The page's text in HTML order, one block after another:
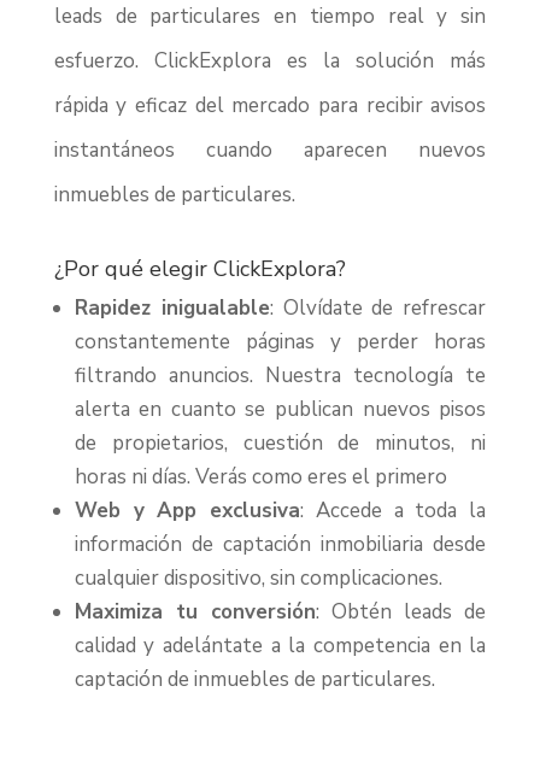
leads de particulares en tiempo real y sin
esfuerzo. ClickExplora es la solución más
rápida y eficaz del mercado para recibir avisos
instantáneos cuando aparecen nuevos
inmuebles de particulares.
¿Por qué elegir ClickExplora?
Rapidez inigualable: Olvídate de refrescar
constantemente páginas y perder horas
filtrando anuncios. Nuestra tecnología te
alerta en cuanto se publican nuevos pisos
de propietarios, cuestión de minutos, ni
horas ni días. Verás como eres el primero
Web y App exclusiva: Accede a toda la
información de captación inmobiliaria desde
cualquier dispositivo, sin complicaciones.
Maximiza tu conversión: Obtén leads de
calidad y adelántate a la competencia en la
captación de inmuebles de particulares.